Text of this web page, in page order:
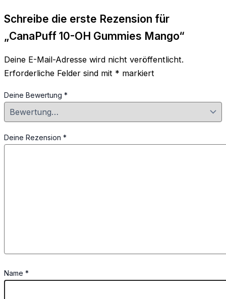
Schreibe die erste Rezension für
„CanaPuff 10-OH Gummies Mango“
Deine E-Mail-Adresse wird nicht veröffentlicht.
Erforderliche Felder sind mit * markiert
Deine Bewertung *
Deine Rezension *
Name *